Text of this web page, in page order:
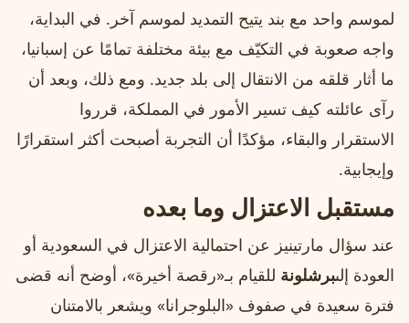
لموسم واحد مع بند يتيح التمديد لموسم آخر. في البداية،
واجه صعوبة في التكيّف مع بيئة مختلفة تمامًا عن إسبانيا،
ما أثار قلقه من الانتقال إلى بلد جديد. ومع ذلك، وبعد أن
رآى عائلته كيف تسير الأمور في المملكة، قرروا
الاستقرار والبقاء، مؤكدًا أن التجربة أصبحت أكثر استقرارًا
وإيجابية.
مستقبل الاعتزال وما بعده
عند سؤال مارتينيز عن احتمالية الاعتزال في السعودية أو
العودة إلىبرشلونة للقيام بـ«رقصة أخيرة»، أوضح أنه قضى
فترة سعيدة في صفوف «البلوجرانا» ويشعر بالامتنان